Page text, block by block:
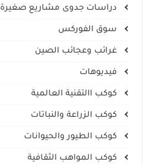
دراسات جدوى مشاريع صغيرة
سوق الفوركس
غرائب وعجائب الصين
فيديوهات
كوكب االتقنية العالمية
كوكب الزراعة والنباتات
كوكب الطيور والحيوانات
كوكب المواهب الثقافية